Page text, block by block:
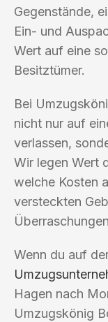
Gegenstände,
Ein- und
Wert auf eine
Besitztümer.
Bei
nicht nur auf
verlassen,
Wir legen Wert
welche Kosten
versteckten
Wenn du auf
Hagen nach
Umzugskönig